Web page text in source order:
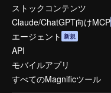
ストックコンテンツ
Claude/ChatGPT向けMCP
エージェント 新規
API
モバイルアプリ
すべてのMagnificツール